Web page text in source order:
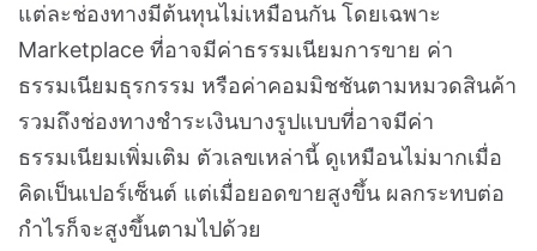
แต่ละช่องทางมีต้นทุนไม่เหมือนกัน โดยเฉพาะ
Marketplace ที่อาจมีค่าธรรมเนียมการขาย ค่า
ธรรมเนียมธุรกรรม หรือค่าคอมมิชชันตามหมวดสินค้า
รวมถึงช่องทางชำระเงินบางรูปแบบที่อาจมีค่า
ธรรมเนียมเพิ่มเติม ตัวเลขเหล่านี้ ดูเหมือนไม่มากเมื่อ
คิดเป็นเปอร์เซ็นต์ แต่เมื่อยอดขายสูงขึ้น ผลกระทบต่อ
กำไรก็จะสูงขึ้นตามไปด้วย